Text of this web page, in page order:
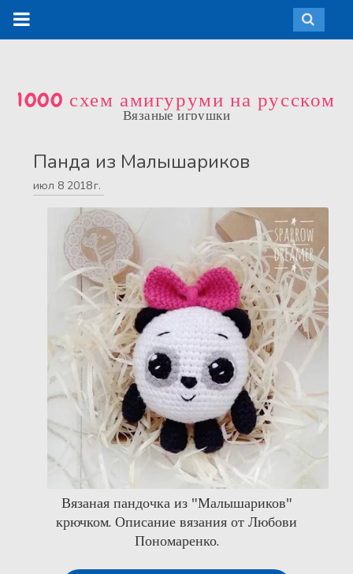
1000 схем амигуруми на русском
Вязаные игрушки
Панда из Малышариков
июл 8 2018 г.
Вязаная пандочка из "Малышариков"
крючком. Описание вязания от Любови
Пономаренко.